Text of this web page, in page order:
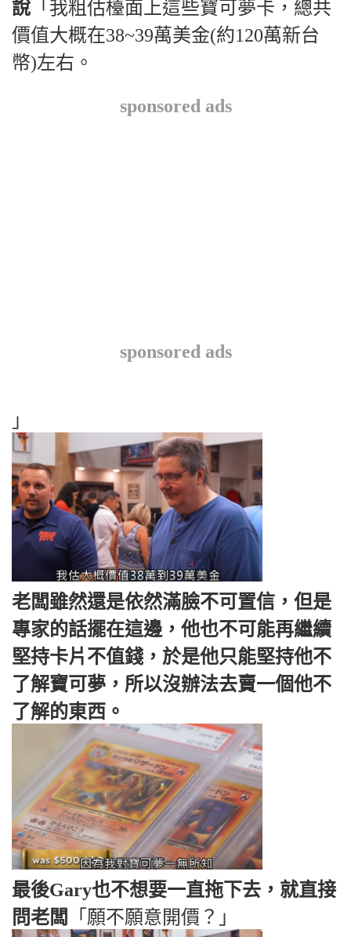
說「我粗估檯面上這些寶可夢卡，總共
價值大概在38~39萬美金(約120萬新台
幣)左右。
sponsored ads
sponsored ads
」
老闆雖然還是依然滿臉不可置信，但是
專家的話擺在這邊，他也不可能再繼續
堅持卡片不值錢，於是他只能堅持他不
了解寶可夢，所以沒辦法去賣一個他不
了解的東西。
最後Gary也不想要一直拖下去，就直接
問老闆
「願不願意開價？」